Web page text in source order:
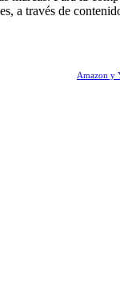
a través de
Amazon y